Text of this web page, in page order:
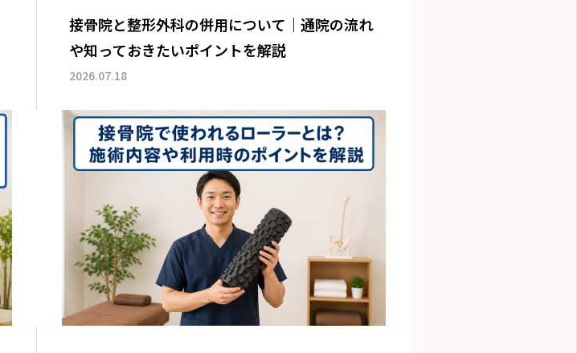
接骨院と整形外科の併用について｜通院の流れ
や知っておきたいポイントを解説
2026.07.18